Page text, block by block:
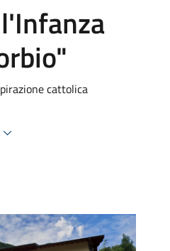
cattolica